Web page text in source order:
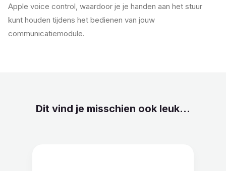
Apple voice control, waardoor je je handen aan het stuur
kunt houden tijdens het bedienen van jouw
communicatiemodule.
Dit vind je misschien ook leuk...